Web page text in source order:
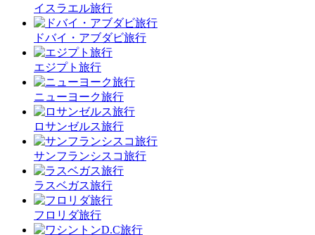
イスラエル旅行
ドバイ・アブダビ旅行
エジプト旅行
ニューヨーク旅行
ロサンゼルス旅行
サンフランシスコ旅行
ラスベガス旅行
フロリダ旅行